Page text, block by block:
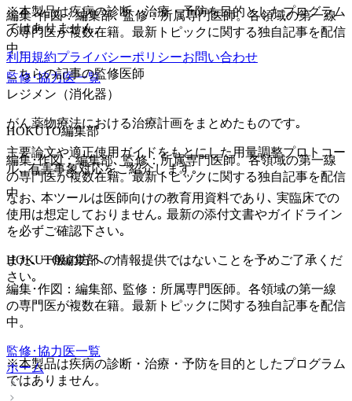
※本製品は疾病の診断・治療・予防を目的としたプログラム
ではありません。
利用規約プライバシーポリシーお問い合わせ
こちらの記事の監修医師
HOKUTO編集部
編集･作図：編集部､ 監修：所属専門医師。各領域の第一線
の専門医が複数在籍。最新トピックに関する独自記事を配信
中。
HOKUTO編集部
編集･作図：編集部､ 監修：所属専門医師。各領域の第一線
の専門医が複数在籍。最新トピックに関する独自記事を配信
中。
監修･協力医一覧
ホーム
編集･作図：編集部､ 監修：所属専門医師。各領域の第一線
の専門医が複数在籍。最新トピックに関する独自記事を配信
中。
監修･協力医一覧
レジメン（消化器）
がん薬物療法における治療計画をまとめたものです｡
主要論文や適正使用ガイドをもとにした用量調整プロトコー
ル､ 有害事象対応をご紹介します｡
なお､ 本ツールは医師向けの教育用資料であり､ 実臨床での
使用は想定しておりません｡ 最新の添付文書やガイドライン
を必ずご確認下さい｡
また､ 一般の方への情報提供ではないことを予めご了承くだ
さい｡
※本製品は疾病の診断・治療・予防を目的としたプログラム
ではありません。